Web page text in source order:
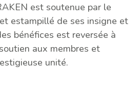
est soutenue par le
estampillé de ses insigne et
bénéfices est reversée à
aux membres et
unité.